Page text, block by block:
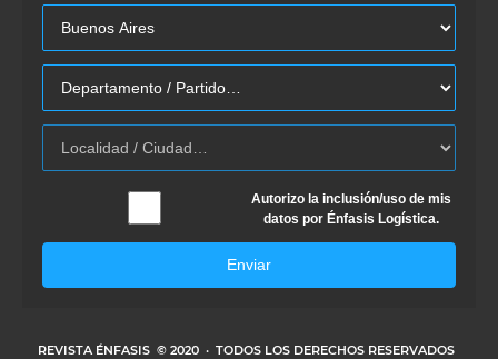
Autorizo la inclusión/uso de mis
datos por Énfasis Logística.
Enviar
REVISTA ÉNFASIS © 2020 · TODOS LOS DERECHOS RESERVADOS